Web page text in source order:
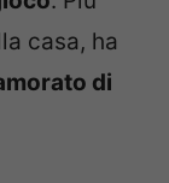
casa, ha
di